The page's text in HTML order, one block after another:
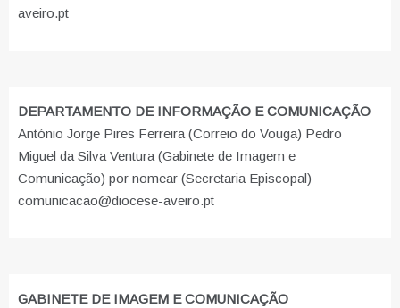
aveiro.pt
DEPARTAMENTO DE INFORMAÇÃO E COMUNICAÇÃO
António Jorge Pires Ferreira (Correio do Vouga) Pedro
Miguel da Silva Ventura (Gabinete de Imagem e
Comunicação) por nomear (Secretaria Episcopal)
comunicacao@diocese-aveiro.pt
GABINETE DE IMAGEM E COMUNICAÇÃO